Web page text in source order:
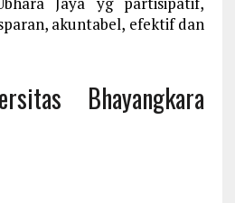
akuntabel, efektif dan
Bhayangkara